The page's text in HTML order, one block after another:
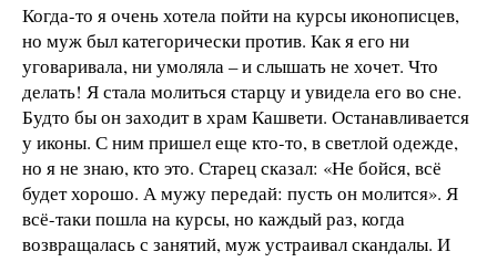
Когда-то я очень хотела пойти на курсы иконописцев,
но муж был категорически против. Как я его ни
уговаривала, ни умоляла – и слышать не хочет. Что
делать! Я стала молиться старцу и увидела его во сне.
Будто бы он заходит в храм Кашвети. Останавливается
у иконы. С ним пришел еще кто-то, в светлой одежде,
но я не знаю, кто это. Старец сказал: «Не бойся, всё
будет хорошо. А мужу передай: пусть он молится». Я
всё-таки пошла на курсы, но каждый раз, когда
возвращалась с занятий, муж устраивал скандалы. И